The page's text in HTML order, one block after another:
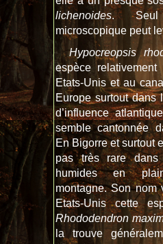
lichenoides. Seul
microscopique peut
Hypocreopsis
espèce
Etats-Unis et au
Europe surtout dans
d’influence
semble cantonnée
En Bigorre et surtout
pas très rare
humides en
montagne. Son nom
Etats-Unis cette
Rhododendron
la trouve